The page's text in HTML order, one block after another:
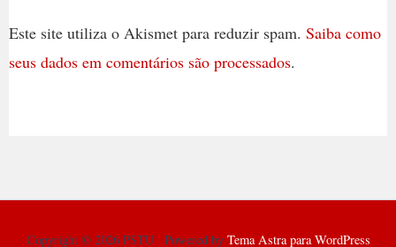
Este site utiliza o Akismet para reduzir spam. Saiba como
seus dados em comentários são processados.
Copyright © 2026 PSTU | Powered by Tema Astra para WordPress